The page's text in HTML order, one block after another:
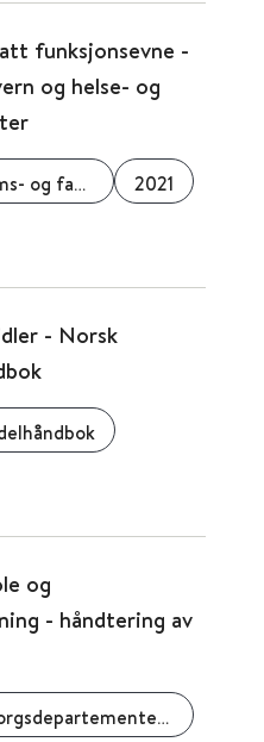
funksjonsevne -
og helse- og
Barne-, ungdoms- og familiedirektoratet (Bufdir) 2021
- Norsk
og
- håndtering av
Helse- og omsorgsdepartementet (HOD)